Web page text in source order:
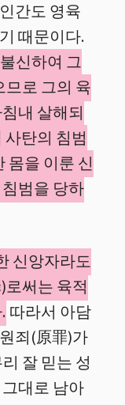
간도 영육
때문이다.
신하여 그
로 그의 육
내 살해되
탄의 침범
몸을 이룬 신
범을 당하
신앙자라도
써는 육적
따라서 아담
죄(原罪)가
잘 믿는 성
대로 남아